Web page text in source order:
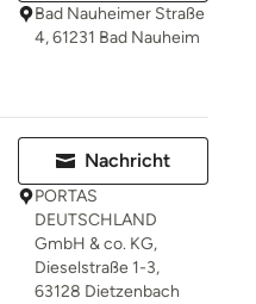
Bad Nauheimer Straße
4, 61231 Bad Nauheim
Nachricht
PORTAS
DEUTSCHLAND
GmbH & co. KG,
Dieselstraße 1-3,
63128 Dietzenbach